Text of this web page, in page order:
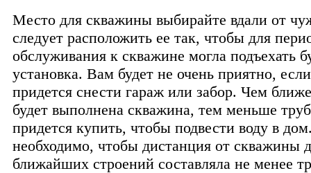
Место для скважины выбирайте вдали от
следует расположить ее так, чтобы для
обслуживания к скважине могла подъехать
установка. Вам будет не очень приятно,
придется снести гараж или забор. Чем
будет выполнена скважина, тем меньше
придется купить, чтобы подвести воду в
необходимо, чтобы дистанция от скважины
ближайших строений составляла не менее